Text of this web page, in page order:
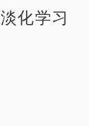
化学习